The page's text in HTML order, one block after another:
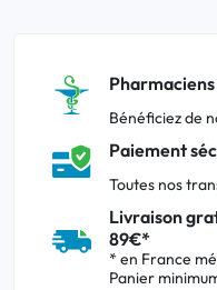
Bénéficiez de
Paiement
Toutes nos
Livraison
89€*
* en France
Panier